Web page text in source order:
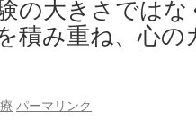
の大きさでは
積み重ね、心
パーマリンク